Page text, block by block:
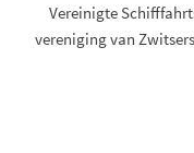
Vereinigte
vereniging van